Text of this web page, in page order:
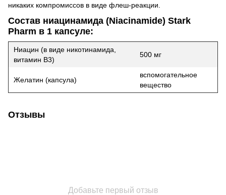
никаких компромиссов в виде флеш-реакции.
Состав ниацинамида (Niacinamide) Stark
Pharm в 1 капсуле:
Ниацин (в виде никотинамида,
витамин B3)
500 мг
Желатин (капсула)
вспомогательное
вещество
Отзывы
Добавьте первый отзыв